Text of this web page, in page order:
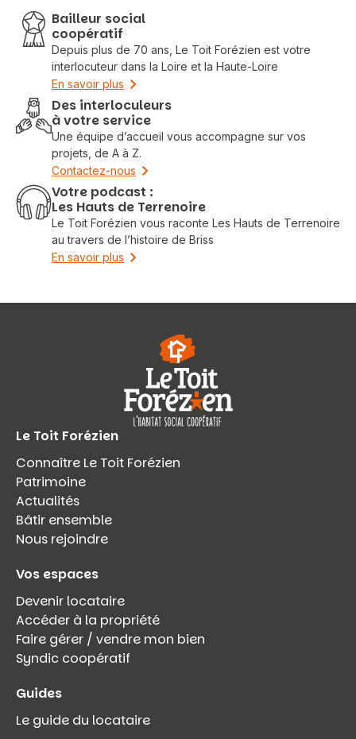
Bailleur social
coopératif
Depuis plus de 70 ans, Le Toit Forézien est votre
interlocuteur dans la Loire et la Haute-Loire
En savoir plus
Des interloculeurs
à votre service
Une équipe d’accueil vous accompagne sur vos
projets, de A à Z.
Contactez-nous
Votre podcast :
Les Hauts de Terrenoire
Le Toit Forézien vous raconte Les Hauts de Terrenoire
au travers de l’histoire de Briss
En savoir plus
Le Toit Forézien
Connaître Le Toit Forézien
Patrimoine
Actualités
Bâtir ensemble
Nous rejoindre
Vos espaces
Devenir locataire
Accéder à la propriété
Faire gérer / vendre mon bien
Syndic coopératif
Guides
Le guide du locataire